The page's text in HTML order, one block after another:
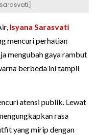
Isyana Sarasvati
mencuri perhatian
mengubah gaya rambut
berbeda ini tampil
atensi publik. Lewat
rasa
yang mirip dengan